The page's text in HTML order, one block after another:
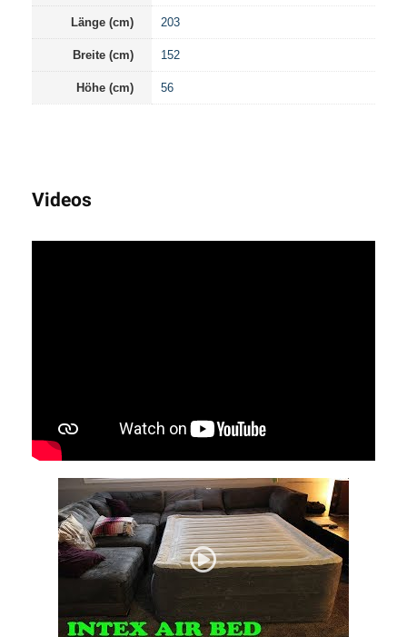
Länge (cm) 203
Breite (cm) 152
Höhe (cm) 56
Videos